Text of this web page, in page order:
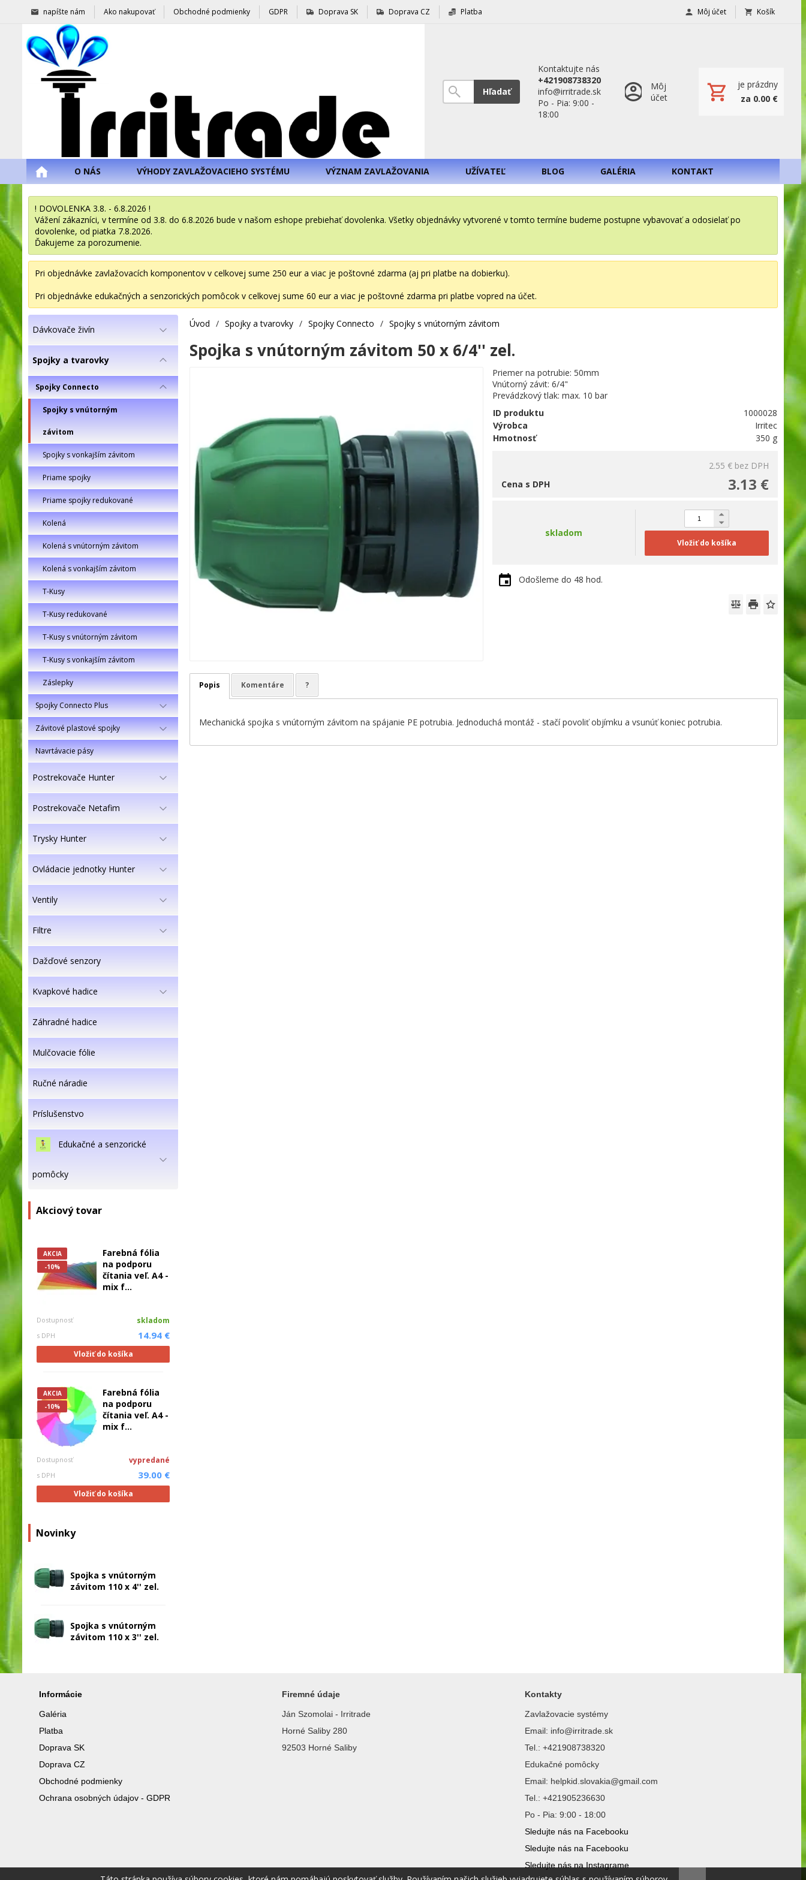
napíšte nám Ako nakupovať Obchodné podmienky GDPR Doprava SK Doprava CZ Platba Môj účet Košík
Hľadať
Kontaktujte nás
+421908738320
info@irritrade.sk
Po - Pia: 9:00 -
18:00
Môj
účet
je prázdny
za 0.00 €
O NÁS VÝHODY ZAVLAŽOVACIEHO SYSTÉMU VÝZNAM ZAVLAŽOVANIA UŽÍVATEĽ BLOG GALÉRIA KONTAKT
! DOVOLENKA 3.8. - 6.8.2026 !
Vážení zákazníci, v termíne od 3.8. do 6.8.2026 bude v našom eshope prebiehať dovolenka. Všetky objednávky vytvorené v tomto termíne budeme postupne vybavovať a odosielať po
dovolenke, od piatka 7.8.2026.
Ďakujeme za porozumenie.
Pri objednávke zavlažovacích komponentov v celkovej sume 250 eur a viac je poštovné zdarma (aj pri platbe na dobierku).
Pri objednávke edukačných a senzorických pomôcok v celkovej sume 60 eur a viac je poštovné zdarma pri platbe vopred na účet.
Dávkovače živín
Spojky a tvarovky
Spojky Connecto
Spojky s vnútorným
závitom
Spojky s vonkajším závitom
Priame spojky
Priame spojky redukované
Kolená
Kolená s vnútorným závitom
Kolená s vonkajším závitom
T-Kusy
T-Kusy redukované
T-Kusy s vnútorným závitom
T-Kusy s vonkajším závitom
Záslepky
Spojky Connecto Plus
Závitové plastové spojky
Navrtávacie pásy
Postrekovače Hunter
Postrekovače Netafim
Trysky Hunter
Ovládacie jednotky Hunter
Ventily
Filtre
Dažďové senzory
Kvapkové hadice
Záhradné hadice
Mulčovacie fólie
Ručné náradie
Príslušenstvo
Edukačné a senzorické
pomôcky
Akciový tovar
AKCIA
-10%
Farebná fólia
na podporu
čítania veľ. A4 -
mix f...
Dostupnosť skladom
s DPH 14.94 €
Vložiť do košíka
AKCIA
-10%
Farebná fólia
na podporu
čítania veľ. A4 -
mix f...
Dostupnosť vypredané
s DPH 39.00 €
Vložiť do košíka
Novinky
Spojka s vnútorným
závitom 110 x 4'' zel.
Spojka s vnútorným
závitom 110 x 3'' zel.
Úvod / Spojky a tvarovky / Spojky Connecto / Spojky s vnútorným závitom
Spojka s vnútorným závitom 50 x 6/4'' zel.
Priemer na potrubie: 50mm
Vnútorný závit: 6/4"
Prevádzkový tlak: max. 10 bar
ID produktu
1000028
Výrobca
Irritec
Hmotnosť
350 g
2.55 € bez DPH
3.13 €
Cena s DPH
skladom
Vložiť do košíka
Odošleme do 48 hod.
Popis Komentáre ?
Mechanická spojka s vnútorným závitom na spájanie PE potrubia. Jednoduchá montáž - stačí povoliť objímku a vsunúť koniec potrubia.
Informácie
Galéria
Platba
Doprava SK
Doprava CZ
Obchodné podmienky
Ochrana osobných údajov - GDPR
Firemné údaje
Ján Szomolai - Irritrade
Horné Saliby 280
92503 Horné Saliby
Kontakty
Zavlažovacie systémy
Email: info@irritrade.sk
Tel.: +421908738320
Edukačné pomôcky
Email: helpkid.slovakia@gmail.com
Tel.: +421905236630
Po - Pia: 9:00 - 18:00
Sledujte nás na Facebooku
Sledujte nás na Facebooku
Sledujte nás na Instagrame